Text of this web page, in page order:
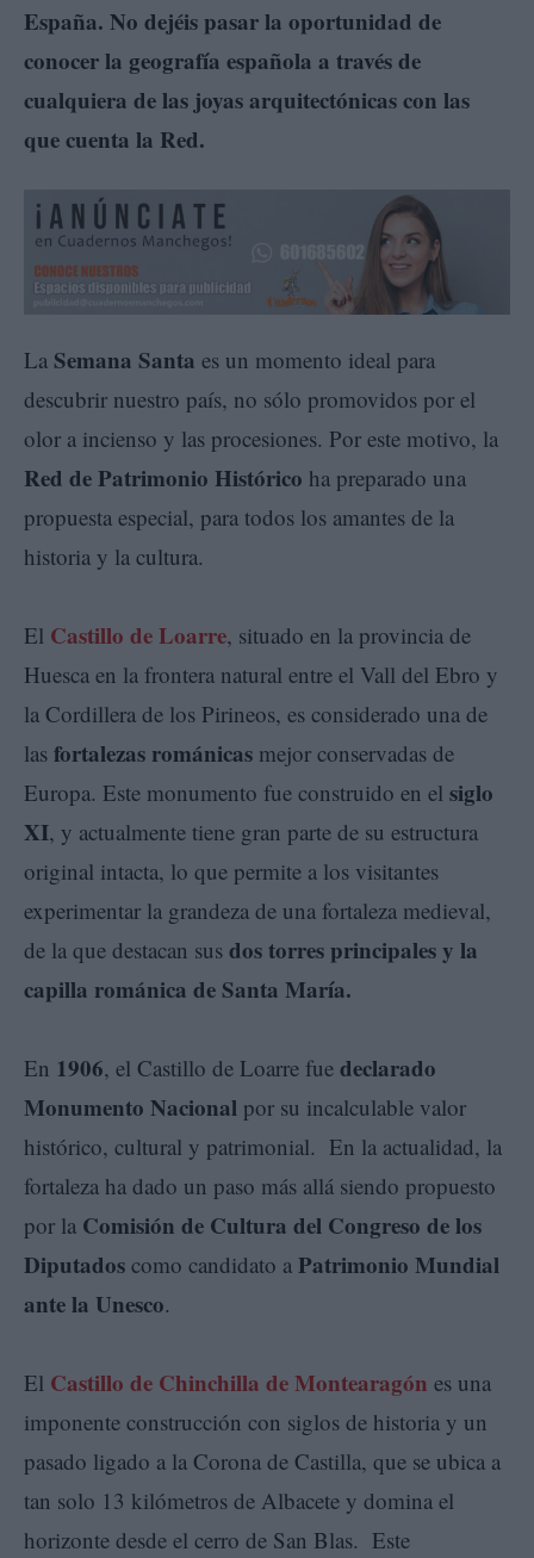
España. No dejéis pasar la oportunidad de
conocer la geografía española a través de
cualquiera de las joyas arquitectónicas con las
que cuenta la Red.
La Semana Santa es un momento ideal para
descubrir nuestro país, no sólo promovidos por el
olor a incienso y las procesiones. Por este motivo, la
Red de Patrimonio Histórico ha preparado una
propuesta especial, para todos los amantes de la
historia y la cultura.
El Castillo de Loarre, situado en la provincia de
Huesca en la frontera natural entre el Vall del Ebro y
la Cordillera de los Pirineos, es considerado una de
las fortalezas románicas mejor conservadas de
Europa. Este monumento fue construido en el siglo
XI, y actualmente tiene gran parte de su estructura
original intacta, lo que permite a los visitantes
experimentar la grandeza de una fortaleza medieval,
de la que destacan sus dos torres principales y la
capilla románica de Santa María.
En 1906, el Castillo de Loarre fue declarado
Monumento Nacional por su incalculable valor
histórico, cultural y patrimonial. En la actualidad, la
fortaleza ha dado un paso más allá siendo propuesto
por la Comisión de Cultura del Congreso de los
Diputados como candidato a Patrimonio Mundial
ante la Unesco.
El Castillo de Chinchilla de Montearagón es una
imponente construcción con siglos de historia y un
pasado ligado a la Corona de Castilla, que se ubica a
tan solo 13 kilómetros de Albacete y domina el
horizonte desde el cerro de San Blas. Este